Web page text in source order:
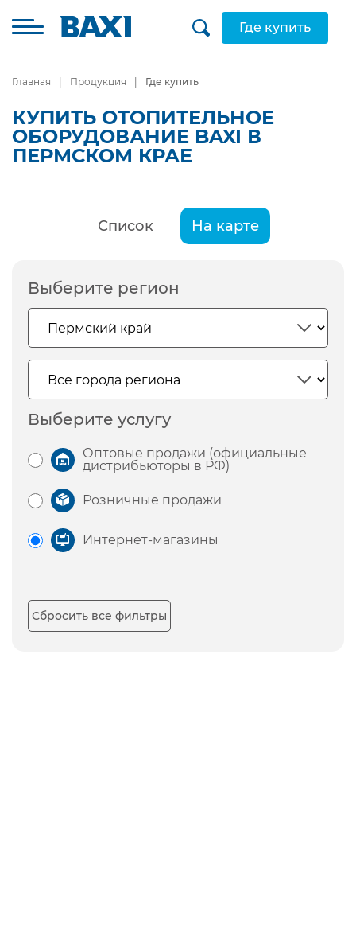
Где купить
Главная Продукция Где купить
КУПИТЬ ОТОПИТЕЛЬНОЕ
ОБОРУДОВАНИЕ BAXI В
ПЕРМСКОМ КРАЕ
Список На карте
Выберите регион
Выберите услугу
Оптовые продажи (официальные
дистрибьюторы в РФ)
Розничные продажи
Интернет-магазины
Сбросить все фильтры